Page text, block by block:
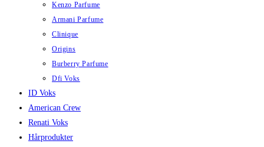
Kenzo Parfume
Armani Parfume
Clinique
Origins
Burberry Parfume
Dfi Voks
ID Voks
American Crew
Renati Voks
Hårprodukter